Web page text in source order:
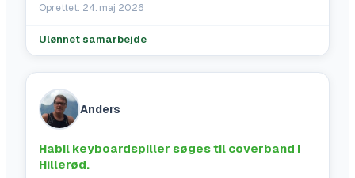
Oprettet: 24. maj 2026
Ulønnet samarbejde
Anders
Habil keyboardspiller søges til coverband i
Hillerød.